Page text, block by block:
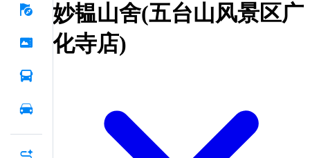
妙韫山舍(五台山风景区广
化寺店)